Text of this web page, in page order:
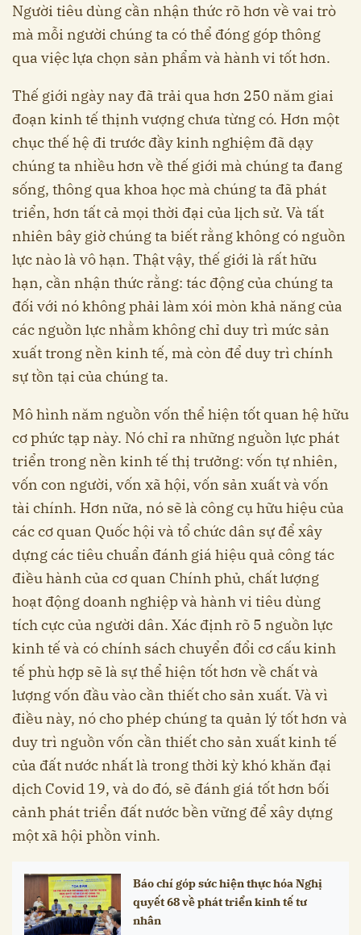
Người tiêu dùng cần nhận thức rõ hơn về vai trò
mà mỗi người chúng ta có thể đóng góp thông
qua việc lựa chọn sản phẩm và hành vi tốt hơn.
Thế giới ngày nay đã trải qua hơn 250 năm giai
đoạn kinh tế thịnh vượng chưa từng có. Hơn một
chục thế hệ đi trước đầy kinh nghiệm đã dạy
chúng ta nhiều hơn về thế giới mà chúng ta đang
sống, thông qua khoa học mà chúng ta đã phát
triển, hơn tất cả mọi thời đại của lịch sử. Và tất
nhiên bây giờ chúng ta biết rằng không có nguồn
lực nào là vô hạn. Thật vậy, thế giới là rất hữu
hạn, cần nhận thức rằng: tác động của chúng ta
đối với nó không phải làm xói mòn khả năng của
các nguồn lực nhằm không chỉ duy trì mức sản
xuất trong nền kinh tế, mà còn để duy trì chính
sự tồn tại của chúng ta.
Mô hình năm nguồn vốn thể hiện tốt quan hệ hữu
cơ phức tạp này. Nó chỉ ra những nguồn lực phát
triển trong nền kinh tế thị trưởng: vốn tự nhiên,
vốn con người, vốn xã hội, vốn sản xuất và vốn
tài chính. Hơn nữa, nó sẽ là công cụ hữu hiệu của
các cơ quan Quốc hội và tổ chức dân sự để xây
dựng các tiêu chuẩn đánh giá hiệu quả công tác
điều hành của cơ quan Chính phủ, chất lượng
hoạt động doanh nghiệp và hành vi tiêu dùng
tích cực của người dân. Xác định rõ 5 nguồn lực
kinh tế và có chính sách chuyển đổi cơ cấu kinh
tế phù hợp sẽ là sự thể hiện tốt hơn về chất và
lượng vốn đầu vào cần thiết cho sản xuất. Và vì
điều này, nó cho phép chúng ta quản lý tốt hơn và
duy trì nguồn vốn cần thiết cho sản xuất kinh tế
của đất nước nhất là trong thời kỳ khó khăn đại
dịch Covid 19, và do đó, sẽ đánh giá tốt hơn bối
cảnh phát triển đất nước bền vững để xây dựng
một xã hội phồn vinh.
Báo chí góp sức hiện thực hóa Nghị
quyết 68 về phát triển kinh tế tư
nhân